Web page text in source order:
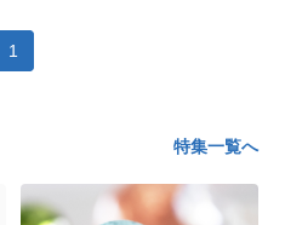
1
特集一覧へ